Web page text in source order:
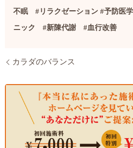
不眠#リラクゼーション #予防
ニック#新陳代謝#血行改善
カラダのバランス